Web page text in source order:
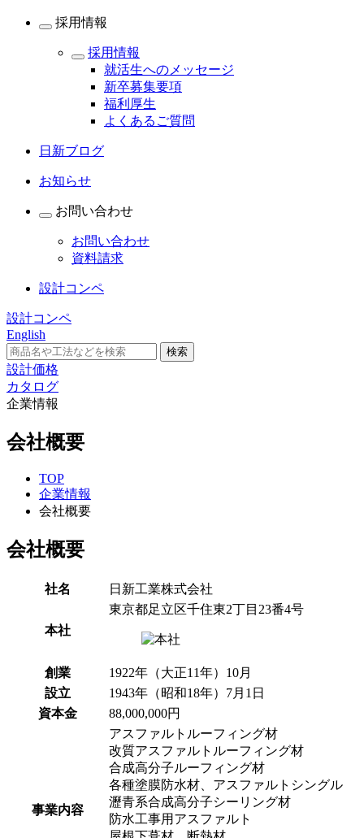
採用情報
採用情報
就活生へのメッセージ
新卒募集要項
福利厚生
よくあるご質問
日新ブログ
お知らせ
お問い合わせ
お問い合わせ
資料請求
設計コンペ
設計コンペ
English
設計価格
カタログ
企業情報
会社概要
TOP
企業情報
会社概要
会社概要
社名 日新工業株式会社
本社
東京都足立区千住東2丁目23番4号
創業
1922年（大正11年）10月
設立
1943年（昭和18年）7月1日
資本金
88,000,000円
事業内容
アスファルトルーフィング材
改質アスファルトルーフィング材
合成高分子ルーフィング材
各種塗膜防水材、アスファルトシングル
瀝青系合成高分子シーリング材
防水工事用アスファルト